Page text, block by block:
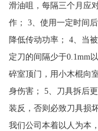
滑油咀，每隔三个月应
作； 3、使用一定时间
降低传动功率； 4、当
定刀的间隔少于0.1mm
碎室顶门，用小木棍向
身伤害； 5、刀具拆后
装反，否则必致刀具损坏
我们公司本着以人为本